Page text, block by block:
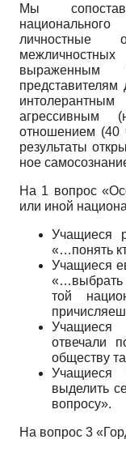
Мы
личностные
выраженным
представителям
агрессивным
отношением (40
результаты
ное
На 1 вопрос
или иной
Учащиеся
«…понять
Учащиеся
«…выбрать
той
Учащиеся
отвечали
обществу
Учащиеся
выделить
вопросу».
На вопрос 3